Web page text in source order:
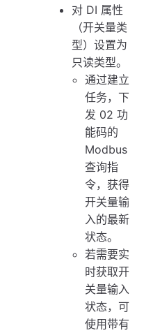
对 DI 属性
（开关量类
型）设置为
只读类型。
通过建立
任务，下
发 02 功
能码的
Modbus
查询指
令，获得
开关量输
入的最新
状态。
若需要实
时获取开
关量输入
状态，可
使用带有